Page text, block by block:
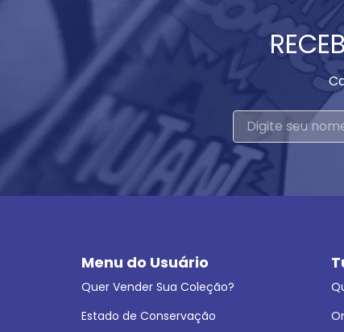
Menu do Usuário
Quer Vender Sua Coleção?
Estado de Conservação